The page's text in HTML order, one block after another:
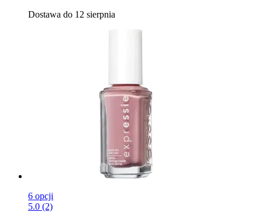
Dostawa do 12 sierpnia
6 opcji
5.0 (2)